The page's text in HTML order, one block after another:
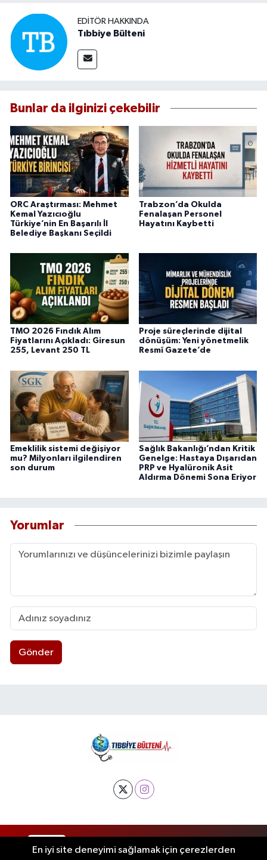
EDITÖR HAKKINDA
Tıbbiye Bülteni
Bunlar da ilginizi çekebilir
ORC Araştırması: Mehmet
Kemal Yazıcıoğlu
Türkiye’nin En Başarılı İl
Belediye Başkanı Seçildi
Trabzon’da Okulda
Fenalaşan Personel
Hayatını Kaybetti
TMO 2026 Fındık Alım
Fiyatlarını Açıkladı: Giresun
255, Levant 250 TL
Proje süreçlerinde dijital
dönüşüm: Yeni yönetmelik
Resmî Gazete’de
Emeklilik sistemi değişiyor
mu? Milyonları ilgilendiren
son durum
Sağlık Bakanlığı’ndan Kritik
Genelge: Hastaya Dışarıdan
PRP ve Hyalüronik Asit
Aldırma Dönemi Sona Eriyor
Yorumlar
Gönder
RSS Copyright © 2025. Her hakkı saklıdır.
En iyi site deneyimi sağlamak için çerezlerden